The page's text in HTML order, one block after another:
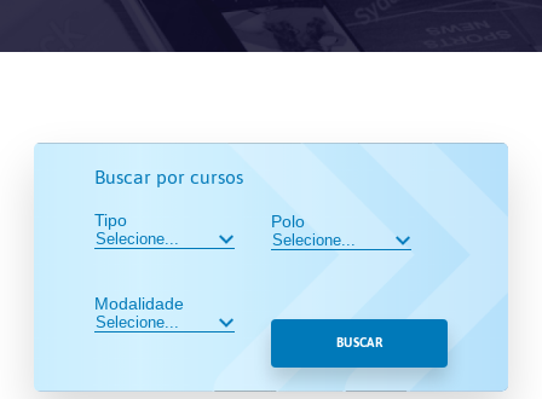
Buscar por cursos
Tipo
Modalidade
Polo
BUSCAR